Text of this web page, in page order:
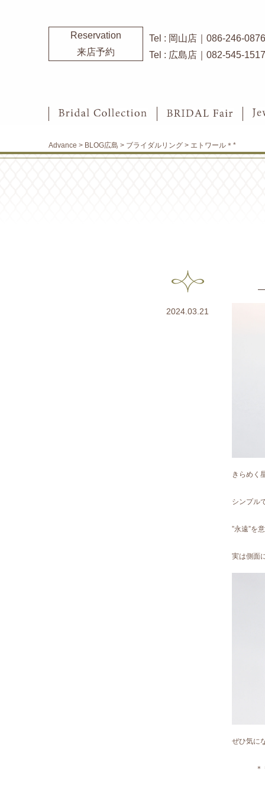
Reservation
来店予約
Tel : 岡山店｜086-246-0876
Tel : 広島店｜082-545-1517
Advance > BLOG広島 > ブライダルリング > エトワール＊*
2024.03.21
きらめく
シンプル
”永遠”を
実は側面
ぜひ気に